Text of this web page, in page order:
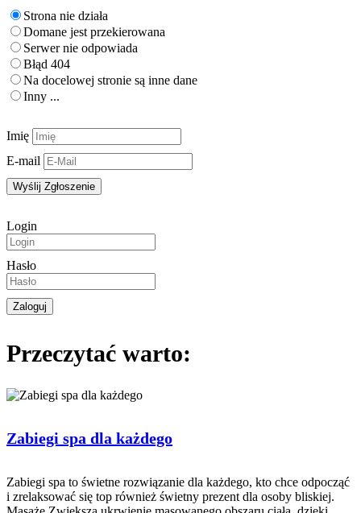
Kontakt
Strona nie działa
Domane jest przekierowana
Serwer nie odpowiada
Błąd 404
Na docelowej stronie są inne dane
Inny ...
Imię
E-mail
Login
Hasło
Przeczytać warto:
Zabiegi spa dla każdego
Zabiegi spa to świetne rozwiązanie dla każdego, kto chce odpocząć
i zrelaksować się top również świetny prezent dla osoby bliskiej.